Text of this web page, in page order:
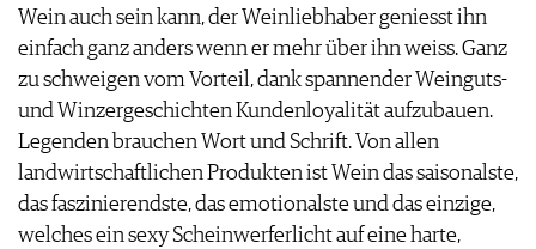
Wein auch sein kann, der Weinliebhaber geniesst ihn
einfach ganz anders wenn er mehr über ihn weiss. Ganz
zu schweigen vom Vorteil, dank spannender Weinguts-
und Winzergeschichten Kundenloyalität aufzubauen.
Legenden brauchen Wort und Schrift. Von allen
landwirtschaftlichen Produkten ist Wein das saisonalste,
das faszinierendste, das emotionalste und das einzige,
welches ein sexy Scheinwerferlicht auf eine harte,